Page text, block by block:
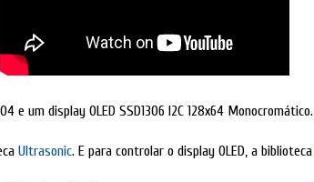
um display OLED SSD1306 I2C 128x64 Monocromático.
Ultrasonic. E para controlar o display OLED, a biblioteca